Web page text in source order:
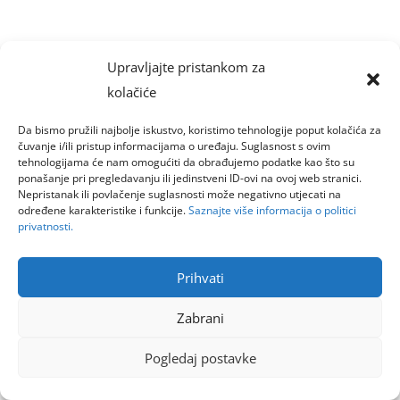
Upravljajte pristankom za
kolačiće
Da bismo pružili najbolje iskustvo, koristimo tehnologije poput kolačića za
čuvanje i/ili pristup informacijama o uređaju. Suglasnost s ovim
tehnologijama će nam omogućiti da obrađujemo podatke kao što su
ponašanje pri pregledavanju ili jedinstveni ID-ovi na ovoj web stranici.
Nepristanak ili povlačenje suglasnosti može negativno utjecati na
određene karakteristike i funkcije.Saznajte više informacija o politici
privatnosti.
Prihvati
Zabrani
Pogledaj postavke